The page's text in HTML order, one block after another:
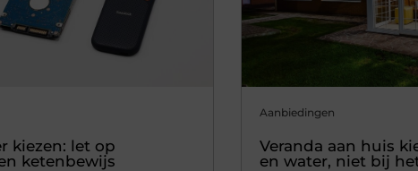
kiezen: let op
ketenbewijs
Aanbiedingen
Veranda aan huis
en water, niet bij